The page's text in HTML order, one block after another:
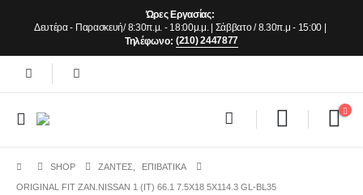
Ώρες Εργασίας:
Δευτέρα - Παρασκευή/ 8:30π.μ. - 18:00μ.μ. | Σάββατο / 8.30π.μ - 15:00 |
Τηλέφωνο: (210) 2447877
SHOP ΖΆΝΤΕΣ ΕΠΙΒΑΤΙΚΑ
ORIGINAL FIT ZAN.NISSAN 1 (IT) 66.1 7.5X18 5X114.3 GL-BL35